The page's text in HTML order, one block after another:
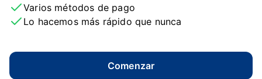
Varios métodos de pago
Lo hacemos más rápido que nunca
Comenzar